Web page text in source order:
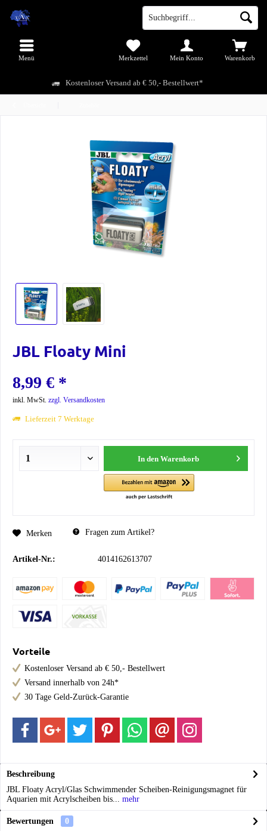
Kostenloser Versand ab € 50,- Bestellwert*
Menü Warenkorb
Merkzettel Mein Konto
JBL Floaty Mini
8,99 € *
inkl. MwSt. zzgl. Versandkosten
Lieferzeit 7 Werktage
In den Warenkorb
Merken Fragen zum Artikel?
Artikel-Nr.: 4014162613707
Vorteile
Kostenloser Versand ab € 50,- Bestellwert
Versand innerhalb von 24h*
30 Tage Geld-Zurück-Garantie
Beschreibung
JBL Floaty Acryl/Glas Schwimmender Scheiben-Reinigungsmagnet für
Aquarien mit Acrylscheiben bis...
mehr
Bewertungen
0